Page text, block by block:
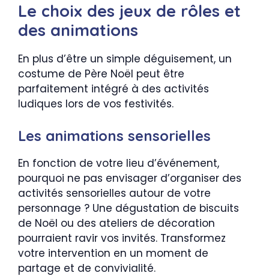
Le choix des jeux de rôles et
des animations
En plus d’être un simple déguisement, un
costume de Père Noël peut être
parfaitement intégré à des activités
ludiques lors de vos festivités.
Les animations sensorielles
En fonction de votre lieu d’événement,
pourquoi ne pas envisager d’organiser des
activités sensorielles autour de votre
personnage ? Une dégustation de biscuits
de Noël ou des ateliers de décoration
pourraient ravir vos invités. Transformez
votre intervention en un moment de
partage et de convivialité.